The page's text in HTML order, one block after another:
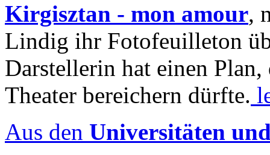
Kirgisztan - mon amour,
Lindig ihr Fotofeuilleton
Darstellerin hat einen Plan,
Theater bereichern dürfte.
Aus den Universitäten